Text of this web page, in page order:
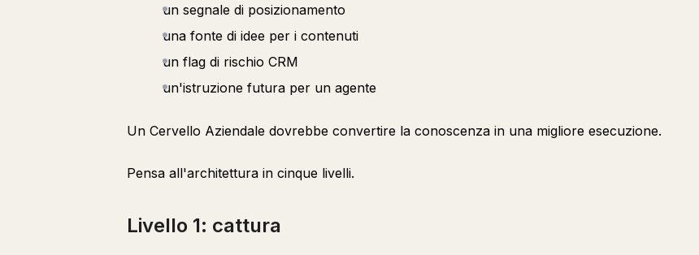
un segnale di posizionamento
una fonte di idee per i contenuti
un flag di rischio CRM
un'istruzione futura per un agente
Un Cervello Aziendale dovrebbe convertire la conoscenza in una migliore esecuzione.
Pensa all'architettura in cinque livelli.
Livello 1: cattura